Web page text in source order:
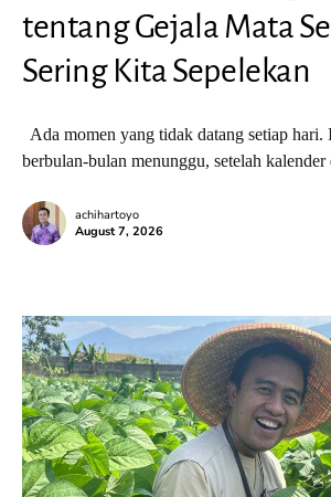
tentang Gejala Mata
Sering Kita Sepelekan
Ada momen yang tidak datang setiap hari.
berbulan-bulan menunggu, setelah
achihartoyo
August 7, 2026